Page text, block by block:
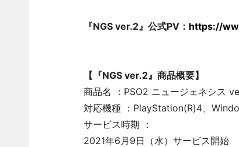
『NGS ver.2』公式PV： https://
【『NGS ver.2』商品概要】
商品名 ：PSO2 ニュージェネシス
対応機種 ：PlayStation(R)4、
サービス時期 ：
2021年6月9日（水）サービス開始